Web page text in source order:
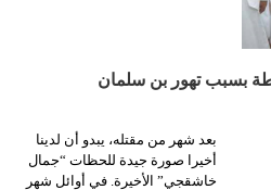
بسبب تهور بن سلمان
بعد شهر من مقتله، يبدو أن لدينا
أخيرا صورة جيدة للحظات “جمال
خاشقجي” الأخيرة. في أوائل شهر